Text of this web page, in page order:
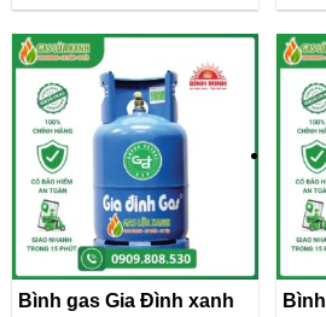
Bình gas Gia Đình xanh